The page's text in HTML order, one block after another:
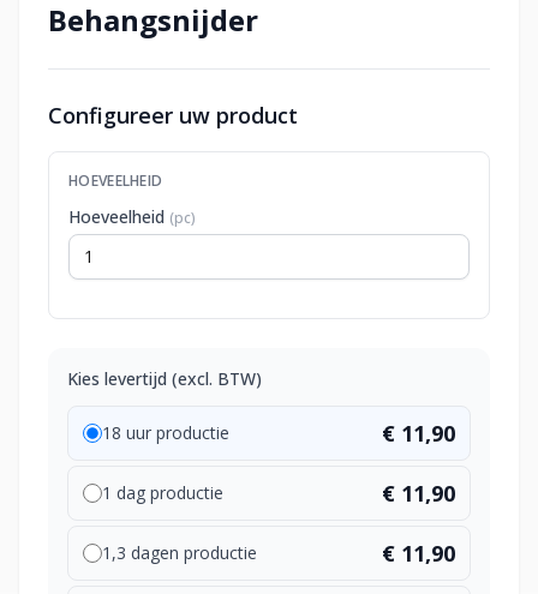
Behangsnijder
Configureer uw product
HOEVEELHEID
Hoeveelheid (pc)
Kies levertijd (excl. BTW)
18 uur productie € 11,90
1 dag productie € 11,90
1,3 dagen productie € 11,90